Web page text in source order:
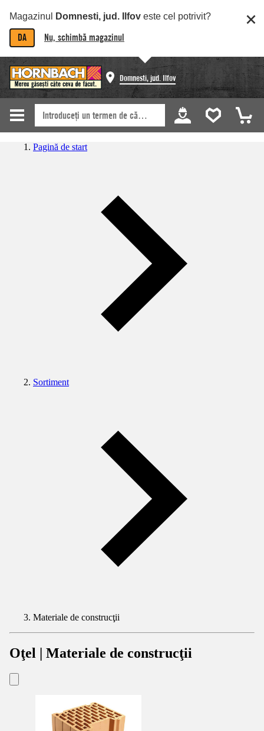
Magazinul Domnesti, jud. Ilfov este cel potrivit?
DA Nu, schimbă magazinul
Domnesti, jud. Ilfov
Pagină de start
Sortiment
Materiale de construcţii
Oţel | Materiale de construcţii